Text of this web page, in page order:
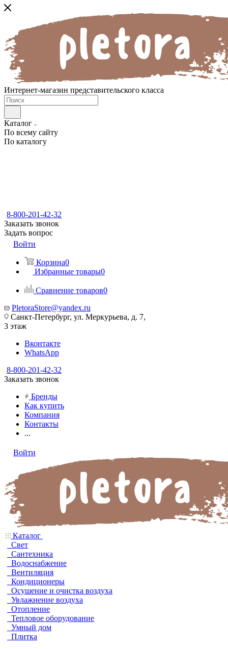
Интернет-магазин представительского класса
Каталог
По всему сайту
По каталогу
8-800-201-42-32
Заказать звонок
Задать вопрос
Войти
Корзина0
Избранные товары0
Сравнение товаров0
PletoraStore@yandex.ru
Санкт-Петербург, ул. Меркурьева, д. 7,
3 этаж
Вконтакте
WhatsApp
8-800-201-42-32
Заказать звонок
Бренды
Как купить
Компания
Контакты
...
Войти
Каталог
Свет
Сантехника
Водоснабжение
Вентиляция
Кондиционеры
Осушение и очистка воздуха
Увлажнение воздуха
Отопление
Тепловое оборудование
Умный дом
Плитка